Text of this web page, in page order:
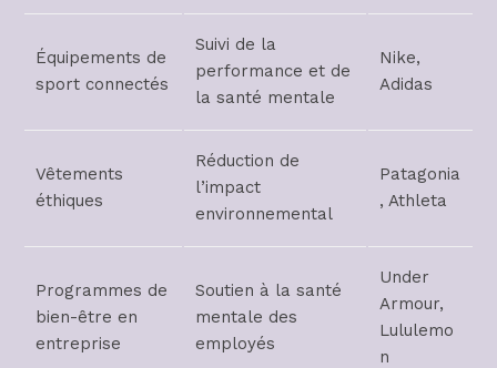
Équipements de
sport connectés
Suivi de la
performance et de
la santé mentale
Nike,
Adidas
Vêtements
éthiques
Réduction de
l’impact
environnemental
Patagonia
, Athleta
Programmes de
bien-être en
entreprise
Soutien à la santé
mentale des
employés
Under
Armour,
Lululemo
n